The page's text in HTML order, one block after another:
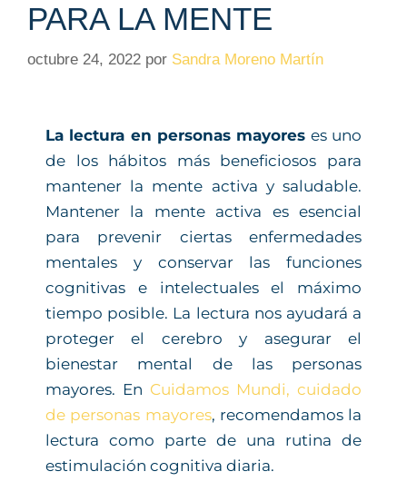
PARA LA MENTE
octubre 24, 2022 por Sandra Moreno Martín
La lectura en personas mayores es uno
de los hábitos más beneficiosos para
mantener la mente activa y saludable.
Mantener la mente activa es esencial
para prevenir ciertas enfermedades
mentales y conservar las funciones
cognitivas e intelectuales el máximo
tiempo posible. La lectura nos ayudará a
proteger el cerebro y asegurar el
bienestar mental de las personas
mayores. En Cuidamos Mundi, cuidado
de personas mayores, recomendamos la
lectura como parte de una rutina de
estimulación cognitiva diaria.